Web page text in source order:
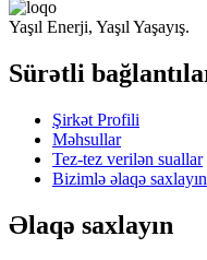
Yaşıl Enerji, Yaşıl Yaşayış.
Sürətli
Şirkət Profili
Məhsullar
Tez-tez verilən suallar
Bizimlə əlaqə saxlayın
Əlaqə saxlayın